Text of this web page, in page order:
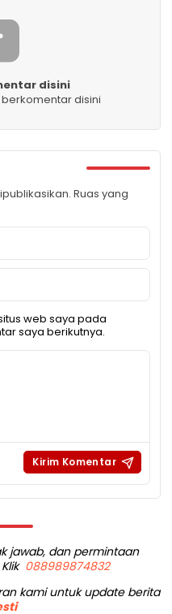
disini
disini
Ruas yang
web saya pada
saya berikutnya.
jawab, dan permintaan
088989874832
kami untuk update berita